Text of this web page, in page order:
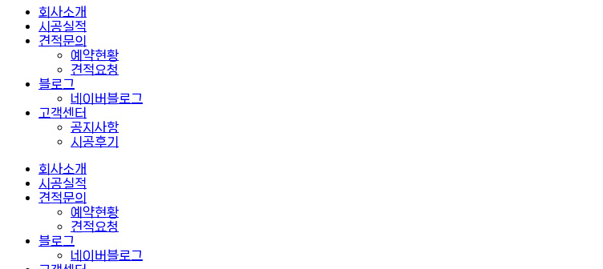
회사소개
시공실적
견적문의
예약현황
견적요청
블로그
네이버블로그
고객센터
공지사항
시공후기
회사소개
시공실적
견적문의
예약현황
견적요청
블로그
네이버블로그